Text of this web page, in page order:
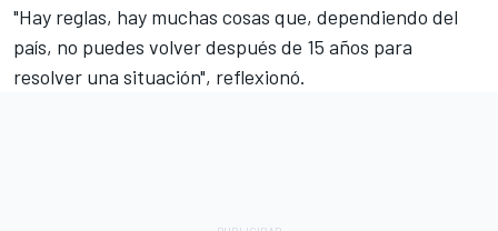
"Hay reglas, hay muchas cosas que, dependiendo del
país, no puedes volver después de 15 años para
resolver una situación", reflexionó.